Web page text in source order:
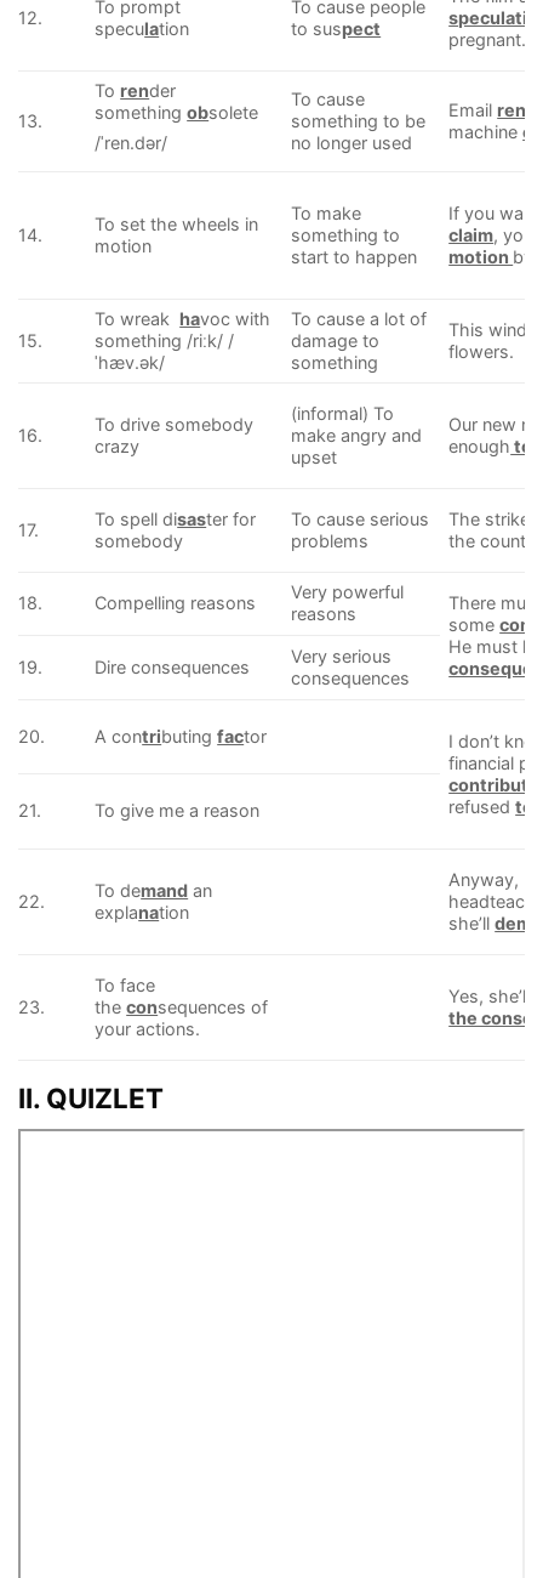
12.
To prompt
speculation
To cause people
to suspect
pregnant.
13.
To render
somethingobsolete
/ˈren.dər/
To cause
something to be
no longer used
Email
machine
14.
To set the wheels in
motion
To make
something to
start to happen
If you want
claim, you
motion by
15.
To wreak havoc with
something /riːk/ /
ˈhæv.ək/
To cause a lot of
damage to
something
This wind
flowers.
16.
To drive somebody
crazy
(informal) To
make angry and
upset
Our new
enough to
17.
To spell disaster for
somebody
To cause serious
problems
The strike
the
18. Compelling reasons
Very powerful
reasons
There
some
He must
19. Dire consequences
Very serious
consequences
20. A contributingfactor
I don’t
financial
refusedto
21. To give me a reason
22.
To demand an
explanation
Anyway, I
she’ll
23.
To face
theconsequences of
your actions.
Yes, she’ll
the
II. QUIZLET